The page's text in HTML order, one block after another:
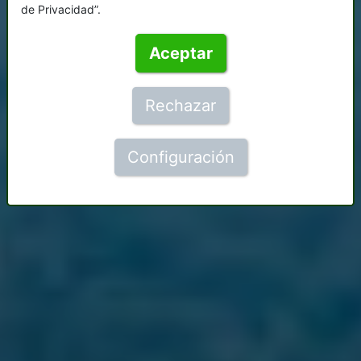
de Privacidad”.
Aceptar
Rechazar
Configuración